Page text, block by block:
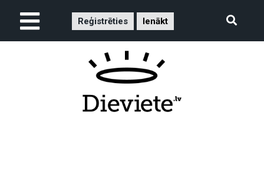
Reģistrēties Ienākt